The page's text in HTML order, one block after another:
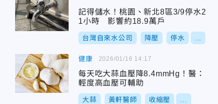
記得儲水！桃園、新北8區3/9停水2
1小時 影響約18.9萬戶
台灣自來水公司 降壓 停水
健康
每天吃大蒜血壓降8.4mmHg！醫：
輕度高血壓可輔助
大蒜 黃軒醫師 收縮壓
2026/01/16 14:17